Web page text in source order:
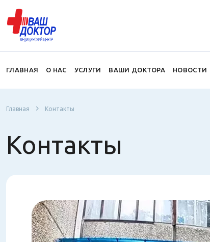
ГЛАВНАЯ О НАС УСЛУГИ ВАШИ ДОКТОРА НОВОСТИ
Главная Контакты
Контакты